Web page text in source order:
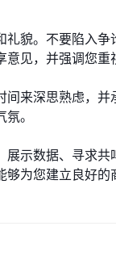
貌。不要陷入
见，并强调您重
来深思熟虑，
。
示数据、寻求
为您建立良好